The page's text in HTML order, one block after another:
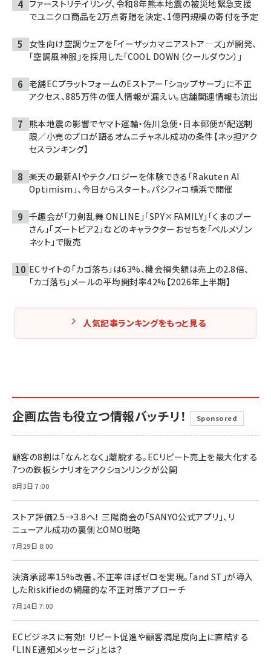
ファーストリテイリング、令和8年熊本地震の被災地緊急支援
でユニクロ商品を2万点寄贈を決定、1億円規模の寄付を予定
女性向け空調ウェアを「イーザッカマニアストア―ズ」が開発、
「空調風神服」を採用した「COOL DOWN（クールダウン）」
老舗ECプラットフォームのEストアー「ショップサーブ」に不正
アクセス、885万件の個人情報が漏えい。店舗関連情報も流出
熊本地震の影響でヤマト運輸・佐川急便・日本郵便が配送制
限／小売のプロが語るオムニチャネル成功の条件【ネッ担アク
セスランキング】
楽天の最新AIやテクノロジーを体験できる「Rakuten AI
Optimism」、今日からスタート。パシフィコ横浜で開催
千趣会が「刀剣乱舞 ONLINE」「SPY×FAMILY」「くまのプー
さん」「ズートピア2」などのキャラクターおせちを「ベルメゾン
ネット」で販売
ECサイトの「カゴ落ち」は63%、機会損失額は売上の2.8倍、
「カゴ落ち」メールの平均開封率42%【2026年上半期】
人気記事ランキングをもっと見る
企画広告も役立つ情報バッチリ！ Sponsored
顧客の8割は「なんとなく」離脱する。ECリピート売上を最大化する
7つの鉄板シナリオをアクションリンクが公開
8月3日 7:00
ストア評価2.5→3.8へ！ 三陽商会の「SANYO公式アプリ」、リ
ニューアル成功の裏側とOMO戦略
7月29日 8:00
決済承認率15%改善、不正率ほぼゼロを実現。「and ST」が導入
したRiskifiedの網羅的な不正対策アプローチ
7月14日 7:00
ECビジネスに有効！ リピート促進や顧客満足度向上に直結する
「LINE通知メッセージ」とは？